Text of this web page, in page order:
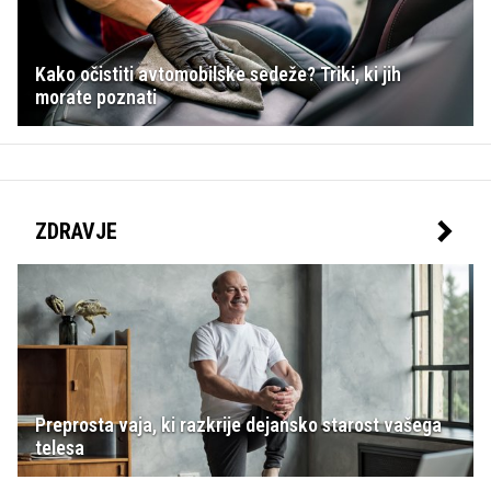
Kako očistiti avtomobilske sedeže? Triki, ki jih
morate poznati
ZDRAVJE
Preprosta vaja, ki razkrije dejansko starost vašega
telesa